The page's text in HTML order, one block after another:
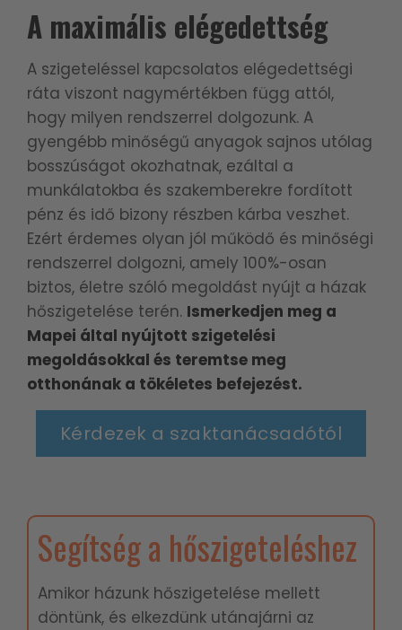
A maximális elégedettség
A szigeteléssel kapcsolatos elégedettségi
ráta viszont nagymértékben függ attól,
hogy milyen rendszerrel dolgozunk. A
gyengébb minőségű anyagok sajnos utólag
bosszúságot okozhatnak, ezáltal a
munkálatokba és szakemberekre fordított
pénz és idő bizony részben kárba veszhet.
Ezért érdemes olyan jól működő és minőségi
rendszerrel dolgozni, amely 100%-osan
biztos, életre szóló megoldást nyújt a házak
hőszigetelése terén. Ismerkedjen meg a
Mapei által nyújtott szigetelési
megoldásokkal és teremtse meg
otthonának a tökéletes befejezést.
Kérdezek a szaktanácsadótól
Segítség a hőszigeteléshez
Amikor házunk hőszigetelése mellett
döntünk, és elkezdünk utánajárni az